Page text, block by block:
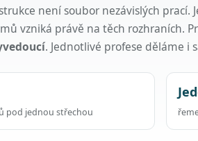
není soubor nezávislých
vzniká právě na těch rozhraních.
. Jednotlivé profese děláme i
pod jednou střechou